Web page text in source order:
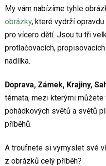
My vám nabízíme tyhle
obrázky, které vydrží
pro vícero dětí. Jsou tu tři
protlačovacích,
nadílka.
Doprava, Zámek, Krajiny,
témata, mezi kterými
pohádkových světů a světů
příběhů.
A troufnete si vymyslet své
z obrázků celý příběh?